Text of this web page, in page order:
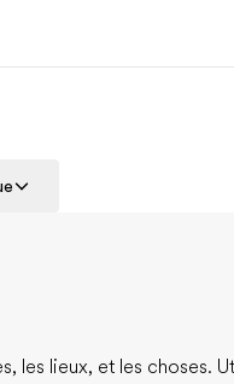
les lieux, et les choses.